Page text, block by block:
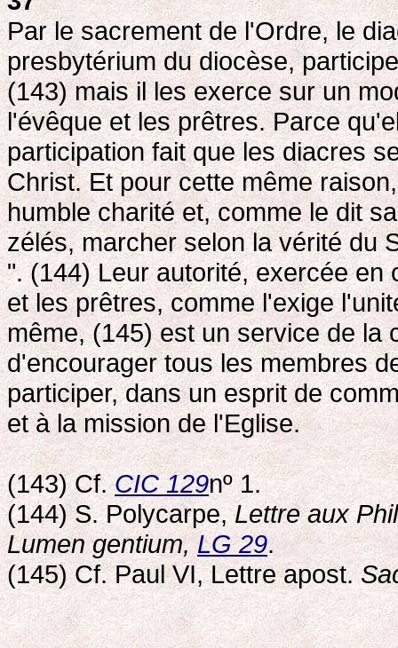
Par le sacrement de l'Ordre, le
presbytérium du diocèse,
(143) mais il les exerce sur un
l'évêque et les prêtres. Parce
participation fait que les diacres
Christ. Et pour cette même
humble charité et, comme le dit
zélés, marcher selon la vérité du
". (144) Leur autorité, exercée
et les prêtres, comme l'exige
même, (145) est un service de la
d'encourager tous les membres
participer, dans un esprit de
et à la mission de l'Eglise.
(143) Cf.CIC 129nº 1.
(144) S. Polycarpe,Lettre aux
Lumen gentium, LG 29.
(145) Cf. Paul VI, Lettre apost.